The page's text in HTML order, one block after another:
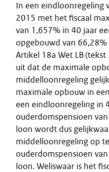
In een eindloonregeling
2015 met het fiscaal
van 1,657% in 40 jaar
opgebouwd van
Artikel 18a Wet LB
uit dat de maximale
middelloonregeling
maximale opbouw in
een eindloonregeling in
ouderdomspensioen
loon wordt dus
middelloonregeling op
ouderdomspensioen
loon. Weliswaar is het